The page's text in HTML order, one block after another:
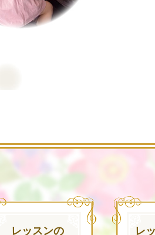
レッスンの レ